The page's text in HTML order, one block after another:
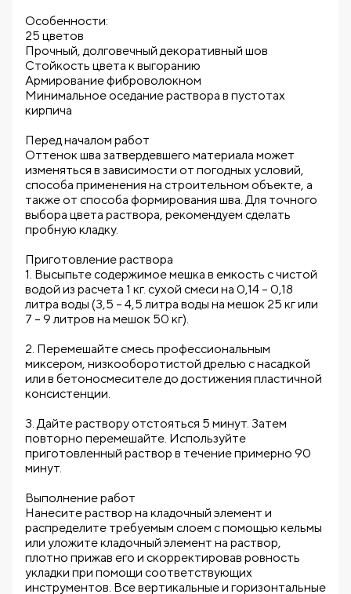
Особенности:
25 цветов
Прочный, долговечный декоративный шов
Стойкость цвета к выгоранию
Армирование фиброволокном
Минимальное оседание раствора в пустотах
кирпича
Перед началом работ
Оттенок шва затвердевшего материала может
изменяться в зависимости от погодных условий,
способа применения на строительном объекте, а
также от способа формирования шва. Для точного
выбора цвета раствора, рекомендуем сделать
пробную кладку.
Приготовление раствора
1. Высыпьте содержимое мешка в емкость с чистой
водой из расчета 1 кг. сухой смеси на 0,14 – 0,18
литра воды (3,5 – 4,5 литра воды на мешок 25 кг или
7 – 9 литров на мешок 50 кг).
2. Перемешайте смесь профессиональным
миксером, низкооборотистой дрелью с насадкой
или в бетоносмесителе до достижения пластичной
консистенции.
3. Дайте раствору отстояться 5 минут. Затем
повторно перемешайте. Используйте
приготовленный раствор в течение примерно 90
минут.
Выполнение работ
Нанесите раствор на кладочный элемент и
распределите требуемым слоем с помощью кельмы
или уложите кладочный элемент на раствор,
плотно прижав его и скорректировав ровность
укладки при помощи соответствующих
инструментов. Все вертикальные и горизонтальные